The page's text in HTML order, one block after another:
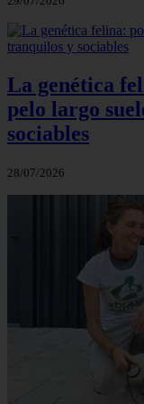
La genética
pelo largo
sociables
28/07/2026